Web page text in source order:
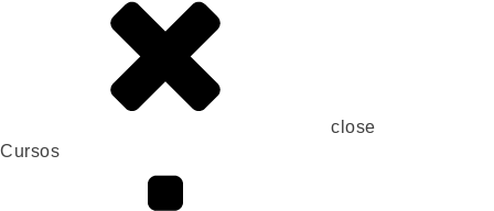
close
Cursos